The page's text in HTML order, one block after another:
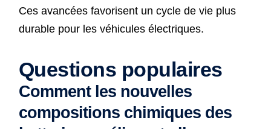
Ces avancées favorisent un cycle de vie plus
durable pour les véhicules électriques.
Questions populaires
Comment les nouvelles
compositions chimiques des